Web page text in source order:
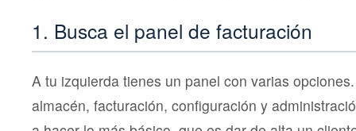
1. Busca el panel de facturación
A tu izquierda tienes un panel con varias
almacén, facturación, configuración y